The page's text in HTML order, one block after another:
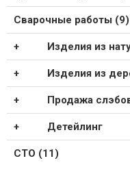
Сварочные работы (9)
Изделия из
Изделия из
Продажа
Детейлинг
СТО (11)